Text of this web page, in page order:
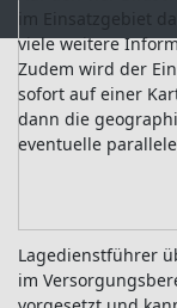
im Einsatzgebiet
viele weitere
Zudem wird der
sofort auf einer
dann die
eventuelle
Lagedienstführer
im